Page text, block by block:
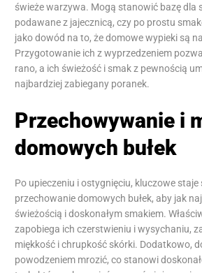
świeże warzywa. Mogą stanowić bazę dla
podawane z jajecznicą, czy po prostu
jako dowód na to, że domowe wypieki są
Przygotowanie ich z wyprzedzeniem
rano, a ich świeżość i smak z pewnością
najbardziej zabiegany poranek.
Przechowywanie i
domowych bułek
Po upieczeniu i ostygnięciu, kluczowe staje
przechowanie domowych bułek, aby jak
świeżością i doskonałym smakiem.
zapobiega ich czerstwieniu i wysychaniu,
miękkość i chrupkość skórki. Dodatkowo,
powodzeniem mrozić, co stanowi